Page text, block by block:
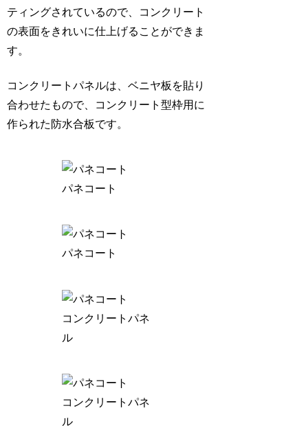
ティングされているので、コンクリート
の表面をきれいに仕上げることができま
す。
コンクリートパネルは、ベニヤ板を貼り
合わせたもので、コンクリート型枠用に
作られた防水合板です。
パネコート
パネコート
コンクリートパネ
ル
コンクリートパネ
ル